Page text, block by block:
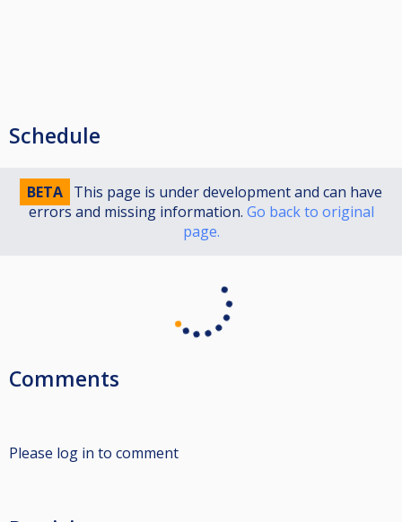
Schedule
BETA This page is under development and can have
errors and missing information. Go back to original
page.
Comments
Please log in to comment